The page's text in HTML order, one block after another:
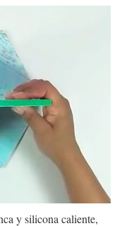
y silicona caliente,